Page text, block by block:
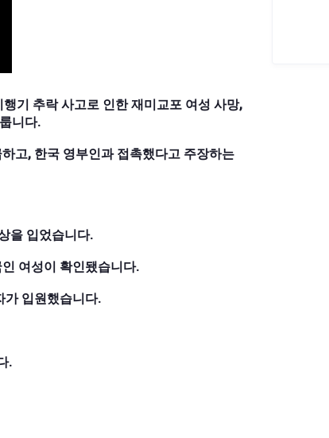
기 추락 사고로 인한 재미교포 여성 사망,
니다.
고, 한국 영부인과 접촉했다고 주장하는
을 입었습니다.
여성이 확인됐습니다.
가 입원했습니다.
.